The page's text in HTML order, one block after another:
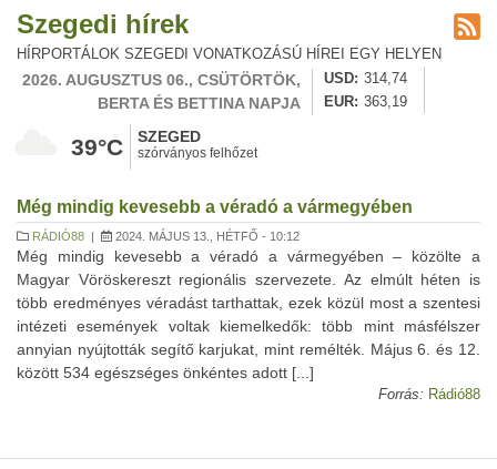
Szegedi hírek
HÍRPORTÁLOK SZEGEDI VONATKOZÁSÚ HÍREI EGY HELYEN
2026. AUGUSZTUS 06., CSÜTÖRTÖK,
BERTA ÉS BETTINA NAPJA
USD
314,74
EUR
363,19
39°C SZEGED
szórványos felhőzet
Még mindig kevesebb a véradó a vármegyében
RÁDIÓ88 | 2024. MÁJUS 13., HÉTFŐ - 10:12
Még mindig kevesebb a véradó a vármegyében – közölte a
Magyar Vöröskereszt regionális szervezete. Az elmúlt héten is
több eredményes véradást tarthattak, ezek közül most a szentesi
intézeti események voltak kiemelkedők: több mint másfélszer
annyian nyújtották segítő karjukat, mint remélték. Május 6. és 12.
között 534 egészséges önkéntes adott [...]
Forrás: Rádió88